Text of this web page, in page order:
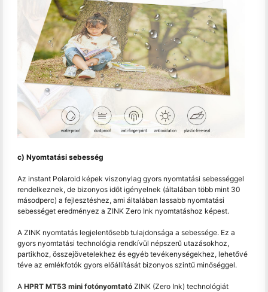
c) Nyomtatási sebesség
Az instant Polaroid képek viszonylag gyors nyomtatási sebességgel
rendelkeznek, de bizonyos időt igényelnek (általában több mint 30
másodperc) a fejlesztéshez, ami általában lassabb nyomtatási
sebességet eredményez a ZINK Zero Ink nyomtatáshoz képest.
A ZINK nyomtatás legjelentősebb tulajdonsága a sebessége. Ez a
gyors nyomtatási technológia rendkívül népszerű utazásokhoz,
partikhoz, összejövetelekhez és egyéb tevékenységekhez, lehetővé
téve az emlékfotók gyors előállítását bizonyos szintű minőséggel.
A HPRT MT53 mini fotónyomtató ZINK (Zero Ink) technológiát